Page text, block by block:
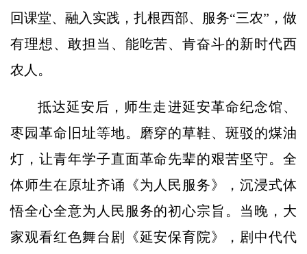
回课堂、融入实践，扎根西部、服务“三农”，做
有理想、敢担当、能吃苦、肯奋斗的新时代西
农人。
抵达延安后，师生走进延安革命纪念馆、
枣园革命旧址等地。磨穿的草鞋、斑驳的煤油
灯，让青年学子直面革命先辈的艰苦坚守。全
体师生在原址齐诵《为人民服务》，沉浸式体
悟全心全意为人民服务的初心宗旨。当晚，大
家观看红色舞台剧《延安保育院》，剧中代代